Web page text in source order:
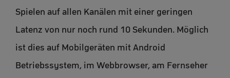
Spielen auf allen Kanälen mit einer geringen
Latenz von nur noch rund 10 Sekunden. Möglich
ist dies auf Mobilgeräten mit Android
Betriebssystem, im Webbrowser, am Fernseher